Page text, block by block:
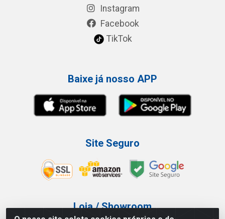
Instagram
Facebook
TikTok
Baixe já nosso APP
Site Seguro
Loja / Showroom